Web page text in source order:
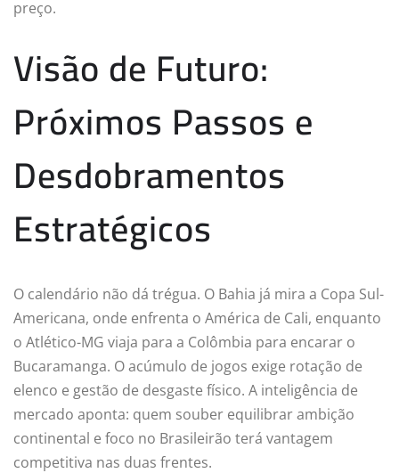
preço.
Visão de Futuro:
Próximos Passos e
Desdobramentos
Estratégicos
O calendário não dá trégua. O Bahia já mira a Copa Sul-
Americana, onde enfrenta o América de Cali, enquanto
o Atlético-MG viaja para a Colômbia para encarar o
Bucaramanga. O acúmulo de jogos exige rotação de
elenco e gestão de desgaste físico. A inteligência de
mercado aponta: quem souber equilibrar ambição
continental e foco no Brasileirão terá vantagem
competitiva nas duas frentes.